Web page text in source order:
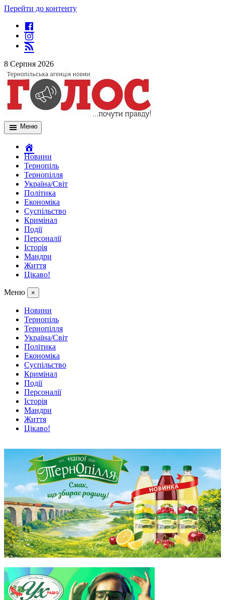
Перейти до контенту
8 Серпня 2026
Меню
Новини
Тернопіль
Тернопілля
Україна/Світ
Політика
Економіка
Суспільство
Кримінал
Події
Персоналії
Історія
Мандри
Життя
Цікаво!
Меню ×
Новини
Тернопіль
Тернопілля
Україна/Світ
Політика
Економіка
Суспільство
Кримінал
Події
Персоналії
Історія
Мандри
Життя
Цікаво!